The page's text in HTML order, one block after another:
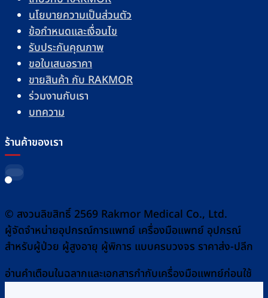
นโยบายความเป็นส่วนตัว
ข้อกำหนดและเงื่อนไข
รับประกันคุณภาพ
ขอใบเสนอราคา
ขายสินค้า กับ RAKMOR
ร่วมงานกับเรา
บทความ
ร้านค้าของเรา
© สงวนลิขสิทธิ์ 2569 Rakmor Medical Co., Ltd.
ผู้จัดจำหน่ายอุปกรณ์การแพทย์ เครื่องมือแพทย์ อุปกรณ์
สำหรับผู้ป่วย ผู้สูงอายุ ผู้พิการ แบบครบวงจร ราคาส่ง-ปลีก
อ่านคำเตือนในฉลากและเอกสารกำกับเครื่องมือแพทย์ก่อนใช้